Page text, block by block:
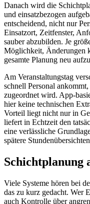
Danach wird die
und einsatzbezogen
entscheidend, nicht nur
Einsatzort, Zeitfenster,
sauber abzubilden. Je
Möglichkeit, Änderungen
gesamte Planung neu
Am Veranstaltungstag
schnell Personal
zugeordnet wird. App-
hier keine technischen
Vorteil liegt nicht nur in
liefert in Echtzeit den
eine verlässliche
spätere
Schichtplanung
Viele Systeme hören bei
das zu kurz gedacht. Wer
auch Kontrolle über